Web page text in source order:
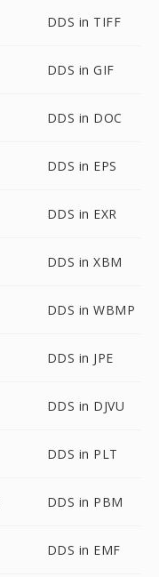
DDS in TIFF
DDS in GIF
DDS in DOC
DDS in EPS
DDS in EXR
DDS in XBM
DDS in WBMP
DDS in JPE
DDS in DJVU
DDS in PLT
DDS in PBM
DDS in EMF